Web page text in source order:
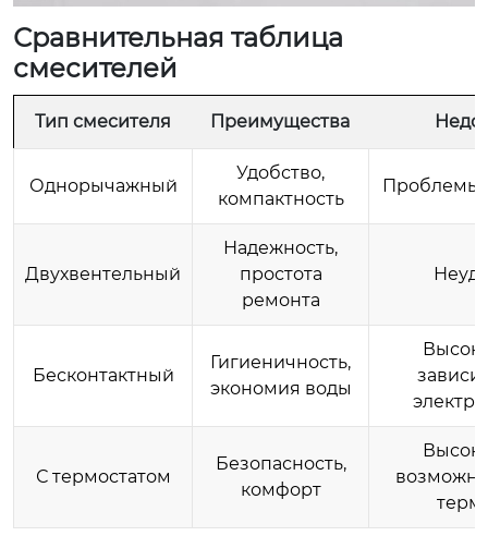
Сравнительная таблица
смесителей
Тип смесителя Преимущества
Однорычажный
Удобство,
компактность
Проблемы
Двухвентельный
Надежность,
простота
ремонта
Бесконтактный
Гигиеничность,
экономия воды
С термостатом
Безопасность,
комфорт